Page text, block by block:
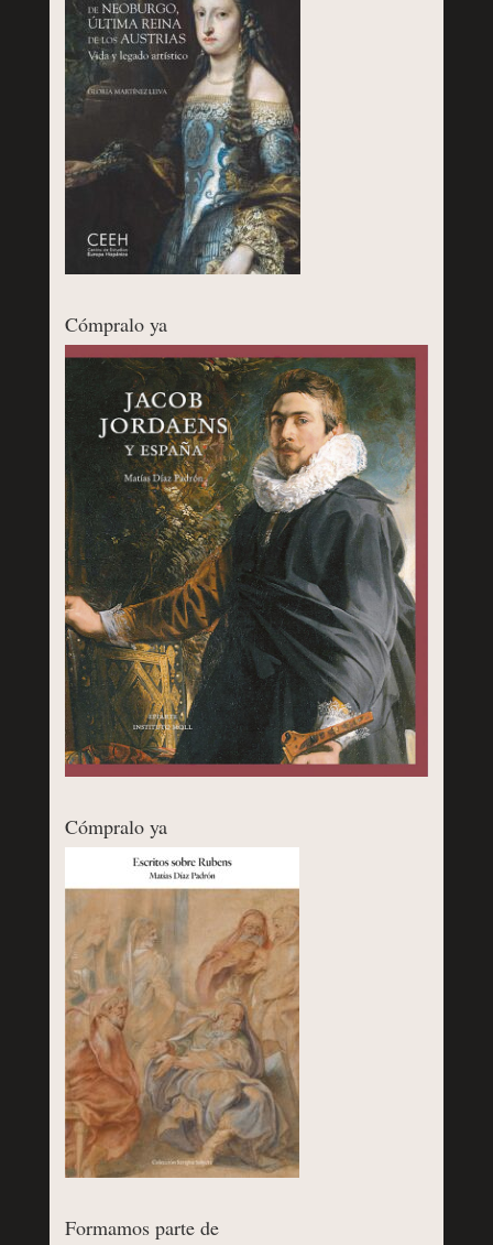
Cómpralo ya
Cómpralo ya
Formamos parte de